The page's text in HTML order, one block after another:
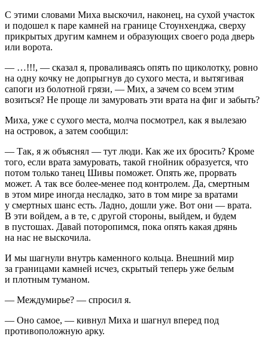
С этими словами Миха выскочил, наконец, на сухой участок
и подошел к паре камней на границе Стоунхенджа, сверху
прикрытых другим камнем и образующих своего рода дверь
или ворота.
— …!!!, — сказал я, проваливаясь опять по щиколотку, ровно
на одну кочку не допрыгнув до сухого места, и вытягивая
сапоги из болотной грязи, — Мих, а зачем со всем этим
возиться? Не проще ли замуровать эти врата на фиг и забыть?
Миха, уже с сухого места, молча посмотрел, как я вылезаю
на островок, а затем сообщил:
— Так, я ж объяснял — тут люди. Как же их бросить? Кроме
того, если врата замуровать, такой гнойник образуется, что
потом только танец Шивы поможет. Опять же, прорвать
может. А так все более-менее под контролем. Да, смертным
в этом мире иногда несладко, зато в том мире за вратами
у смертных шанс есть. Ладно, дошли уже. Вот они — врата.
В эти войдем, а в те, с другой стороны, выйдем, и будем
в пустошах. Давай поторопимся, пока опять какая дрянь
на нас не выскочила.
И мы шагнули внутрь каменного кольца. Внешний мир
за границами камней исчез, скрытый теперь уже белым
и плотным туманом.
— Междумирье? — спросил я.
— Оно самое, — кивнул Миха и шагнул вперед под
противоположную арку.